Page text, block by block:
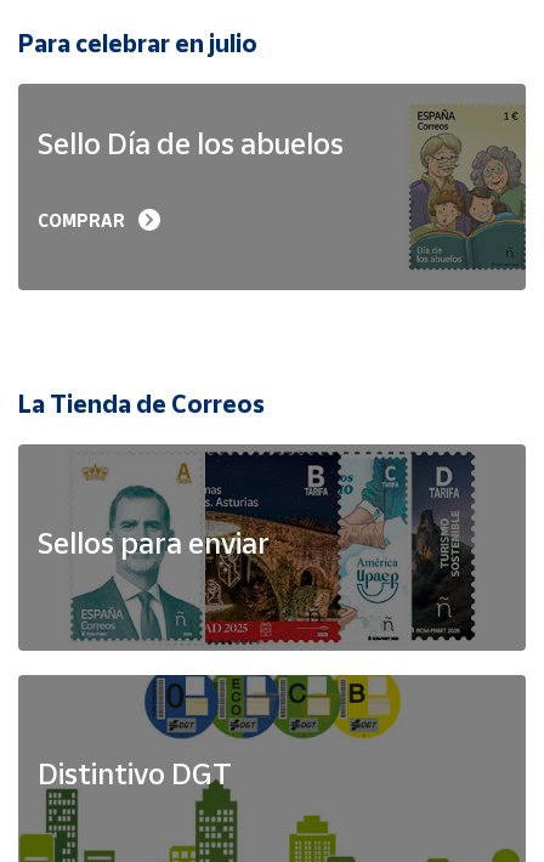
Para celebrar en julio
Sello Día de los abuelos
COMPRAR
La Tienda de Correos
Sellos para enviar
Distintivo DGT